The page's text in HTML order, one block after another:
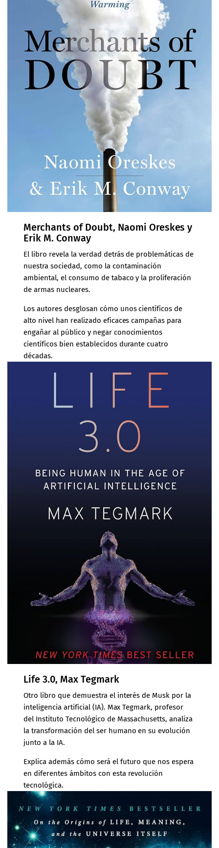
Merchants of Doubt, Naomi Oreskes y
Erik M. Conway
El libro revela la verdad detrás de problemáticas de
nuestra sociedad, como la contaminación
ambiental, el consumo de tabaco y la proliferación
de armas nucleares.
Los autores desglosan cómo unos científicos de
alto nivel han realizado eficaces campañas para
engañar al público y negar conocimientos
científicos bien establecidos durante cuatro
décadas.
Life 3.0, Max Tegmark
Otro libro que demuestra el interés de Musk por la
inteligencia artificial (IA). Max Tegmark, profesor
del Instituto Tecnológico de Massachusetts, analiza
la transformación del ser humano en su evolución
junto a la IA.
Explica además cómo será el futuro que nos espera
en diferentes ámbitos con esta revolución
tecnológica.